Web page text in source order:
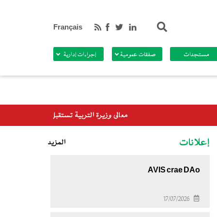
Français
مستجدات صفقات عمومية إجراءات إدارية
معالي وزيرة التربية تستقبل وفدا من برنامج الأغذية العالمي
إعلانات
AVIS crae DAo
17/07/2026
المزيد